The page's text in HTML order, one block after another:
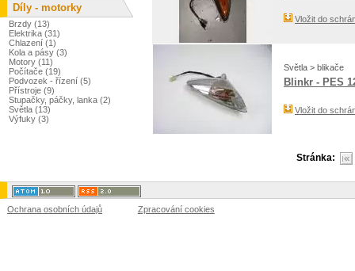
Vložit do
Světla > blikače
Blinkr - PES
Vložit do
Stránka:
Díly - motorky
Brzdy (13)
Elektrika (31)
Chlazení (1)
Kola a pásy (3)
Motory (11)
Počítače (19)
Podvozek - řízení (5)
Přístroje (9)
Stupačky, páčky, lanka (2)
Světla (13)
Výfuky (3)
Ochrana osobních údajů Zpracování cookies